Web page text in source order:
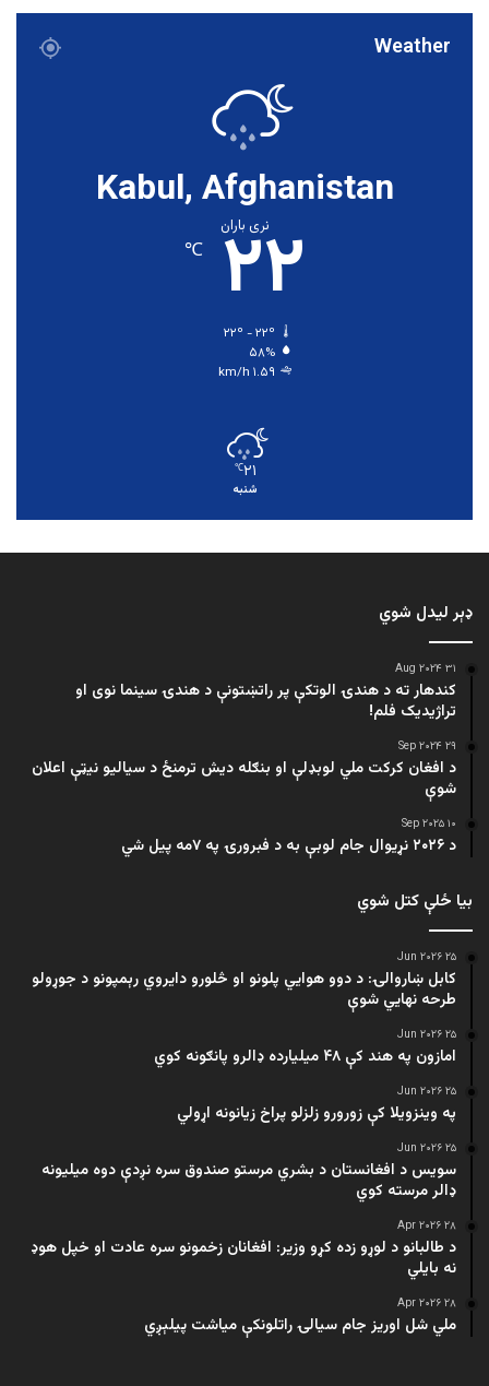
Weather
Kabul, Afghanistan
نری باران
۲۲ ℃
۵۸%
۱.۵۹ km/h
۲۱℃
شنبه
ډېر لیدل شوي
۳۱ Aug ۲۰۲۴
کندهار ته د هندۍ الوتکې پر راتښتونې د هندۍ سینما نوی او
تراژيديک فلم!
۲۹ Sep ۲۰۲۴
د افغان کرکت ملي لوبډلې او بنګله دیش ترمنځ د سیالیو نیټې اعلان
شوې
۱۰ Sep ۲۰۲۵
د ۲۰۲۶ نړیوال جام لوبې به د فبرورۍ په ۷مه پیل شي
بیا ځلې کتل شوي
۲۵ Jun ۲۰۲۶
کابل ښاروالۍ: د دوو هوايي پلونو او څلورو دایروي رېمپونو د جوړولو
طرحه نهایي شوې
۲۵ Jun ۲۰۲۶
امازون په هند کې ۴۸ میلیارده ډالرو پانګونه کوي
۲۵ Jun ۲۰۲۶
په وینزویلا کې زورورو زلزلو پراخ زیانونه اړولي
۲۵ Jun ۲۰۲۶
سویس د افغانستان د بشري مرستو صندوق سره نږدې دوه میلیونه
ډالر مرسته کوي
۲۸ Apr ۲۰۲۶
د طالبانو د لوړو زده کړو وزیر: افغانان زخمونو سره عادت او خپل هوډ
نه بایلي
۲۸ Apr ۲۰۲۶
ملي شل اوریز جام سیالۍ راتلونکې میاشت پیلېږي